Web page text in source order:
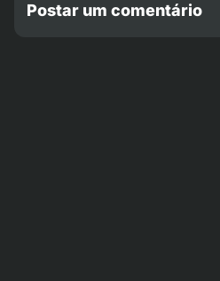
Postar um comentário